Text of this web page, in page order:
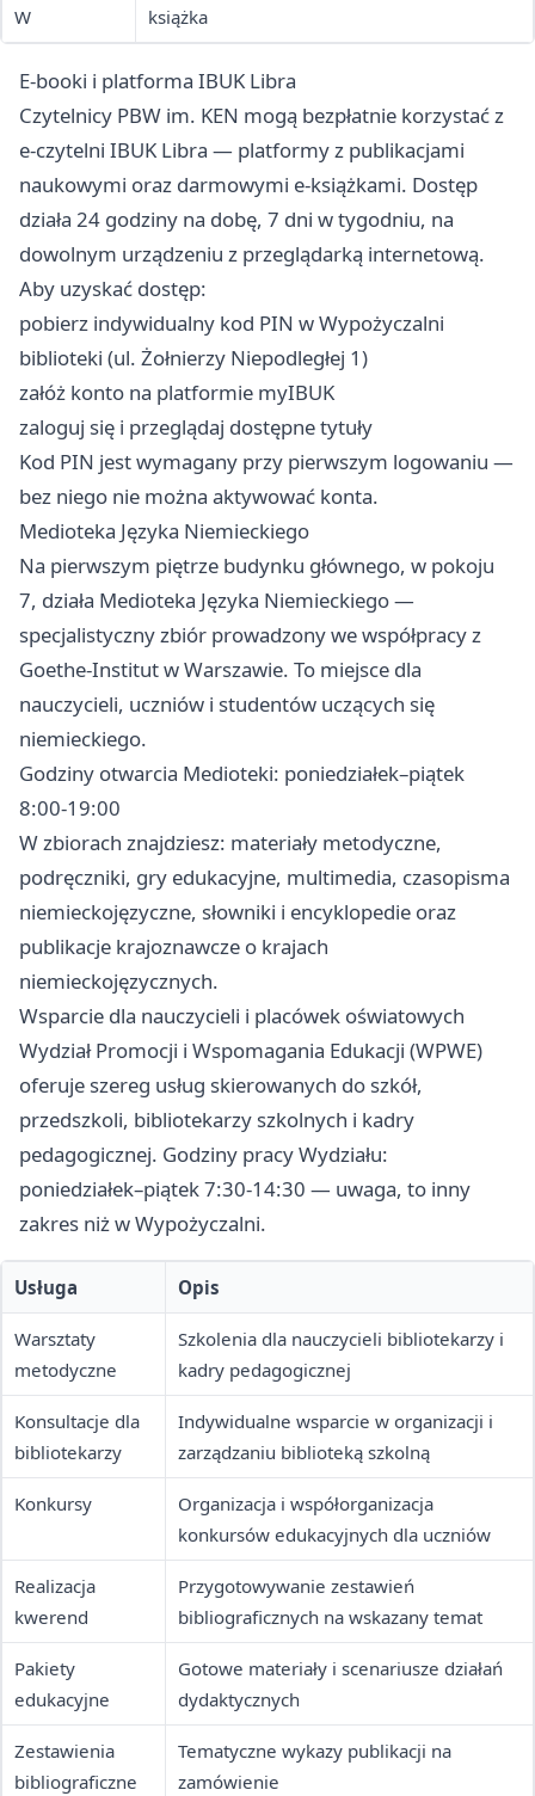
W książka
E-booki i platforma IBUK Libra
Czytelnicy PBW im. KEN mogą bezpłatnie korzystać z
e-czytelni IBUK Libra — platformy z publikacjami
naukowymi oraz darmowymi e-książkami. Dostęp
działa 24 godziny na dobę, 7 dni w tygodniu, na
dowolnym urządzeniu z przeglądarką internetową.
Aby uzyskać dostęp:
pobierz indywidualny kod PIN w Wypożyczalni
biblioteki (ul. Żołnierzy Niepodległej 1)
załóż konto na platformie myIBUK
zaloguj się i przeglądaj dostępne tytuły
Kod PIN jest wymagany przy pierwszym logowaniu —
bez niego nie można aktywować konta.
Medioteka Języka Niemieckiego
Na pierwszym piętrze budynku głównego, w pokoju
7, działa Medioteka Języka Niemieckiego —
specjalistyczny zbiór prowadzony we współpracy z
Goethe-Institut w Warszawie. To miejsce dla
nauczycieli, uczniów i studentów uczących się
niemieckiego.
Godziny otwarcia Medioteki: poniedziałek–piątek
8:00-19:00
W zbiorach znajdziesz: materiały metodyczne,
podręczniki, gry edukacyjne, multimedia, czasopisma
niemieckojęzyczne, słowniki i encyklopedie oraz
publikacje krajoznawcze o krajach
niemieckojęzycznych.
Wsparcie dla nauczycieli i placówek oświatowych
Wydział Promocji i Wspomagania Edukacji (WPWE)
oferuje szereg usług skierowanych do szkół,
przedszkoli, bibliotekarzy szkolnych i kadry
pedagogicznej. Godziny pracy Wydziału:
poniedziałek–piątek 7:30-14:30 — uwaga, to inny
zakres niż w Wypożyczalni.
Usługa Opis
Warsztaty
metodyczne
Szkolenia dla nauczycieli bibliotekarzy i
kadry pedagogicznej
Konsultacje dla
bibliotekarzy
Indywidualne wsparcie w organizacji i
zarządzaniu biblioteką szkolną
Konkursy
Organizacja i współorganizacja
konkursów edukacyjnych dla uczniów
Realizacja
kwerend
Przygotowywanie zestawień
bibliograficznych na wskazany temat
Pakiety
edukacyjne
Gotowe materiały i scenariusze działań
dydaktycznych
Zestawienia
bibliograficzne
Tematyczne wykazy publikacji na
zamówienie